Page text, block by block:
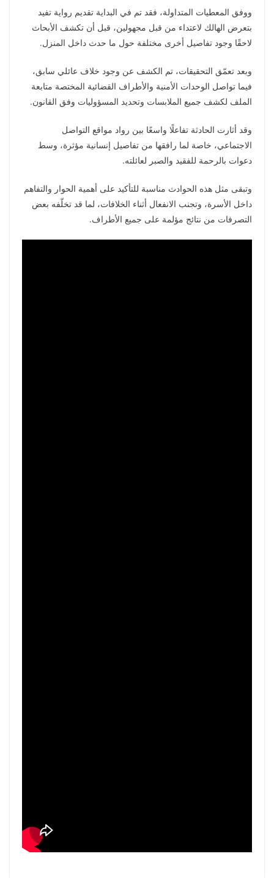
ووفق المعطيات المتداولة، فقد تم في البداية تقديم رواية تفيد
بتعرض الهالك لاعتداء من قبل مجهولين، قبل أن تكشف الأبحاث
لاحقًا وجود تفاصيل أخرى مختلفة حول ما حدث داخل المنزل.
وبعد تعمّق التحقيقات، تم الكشف عن وجود خلاف عائلي سابق،
فيما تواصل الوحدات الأمنية والأطراف القضائية المختصة متابعة
الملف لكشف جميع الملابسات وتحديد المسؤوليات وفق القانون.
وقد أثارت الحادثة تفاعلًا واسعًا بين رواد مواقع التواصل
الاجتماعي، خاصة لما رافقها من تفاصيل إنسانية مؤثرة، وسط
دعوات بالرحمة للفقيد والصبر لعائلته.
وتبقى مثل هذه الحوادث مناسبة للتأكيد على أهمية الحوار والتفاهم
داخل الأسرة، وتجنب الانفعال أثناء الخلافات، لما قد تخلّفه بعض
التصرفات من نتائج مؤلمة على جميع الأطراف.